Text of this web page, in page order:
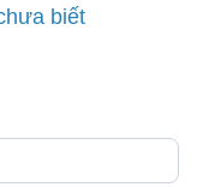
biết